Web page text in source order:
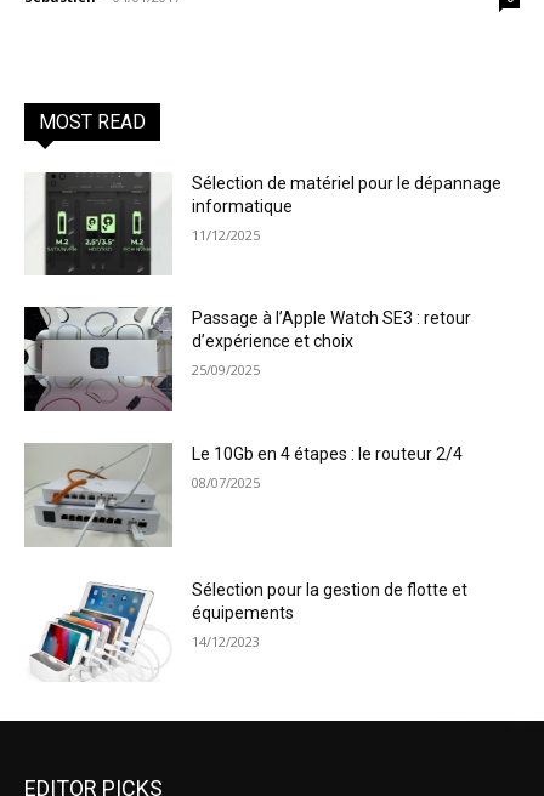
MOST READ
Sélection de matériel pour le dépannage
informatique
11/12/2025
Passage à l’Apple Watch SE3 : retour
d’expérience et choix
25/09/2025
Le 10Gb en 4 étapes : le routeur 2/4
08/07/2025
Sélection pour la gestion de flotte et
équipements
14/12/2023
EDITOR PICKS